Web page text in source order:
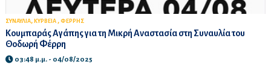
ΣΥΝΑΥΛΙΑ, ΚΥΡΒΕΙΑ , ΦΕΡΡΗΣ
Κουμπαράς Αγάπης για τη Μικρή Αναστασία στη Συναυλία του
Θοδωρή Φέρρη
03:48 μ.μ. - 04/08/2025